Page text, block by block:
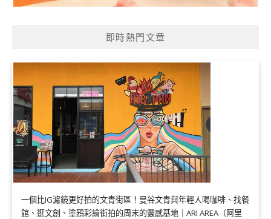
即時熱門文章
一個比IG濾鏡更好拍的文青街區！曼谷文青與年輕人喝咖啡、找餐
館、逛文創、塗鴉彩繪街拍的周末的靈感基地｜ARI AREA（阿里